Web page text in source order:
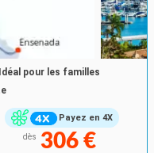
Payez en 4X
Idéal pour les familles
dès 306 €